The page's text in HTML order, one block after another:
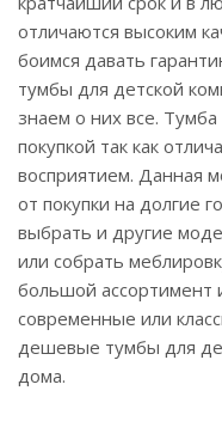
отличаются высоким
боимся давать
тумбы для детской
знаем о них все.
покупкой так как
восприятием. Данная
от покупки на долгие
выбрать и другие
или собрать
большой ассортимент
современные или
дешевые тумбы для
дома.